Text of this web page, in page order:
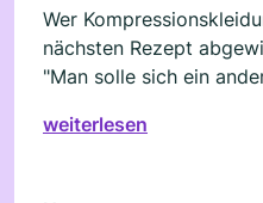
Wer
nächsten Rezept
"Man solle sich ein
Solange man nichts zu
weiterlesen